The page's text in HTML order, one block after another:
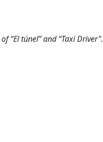
“El túnel” and “Taxi Driver".